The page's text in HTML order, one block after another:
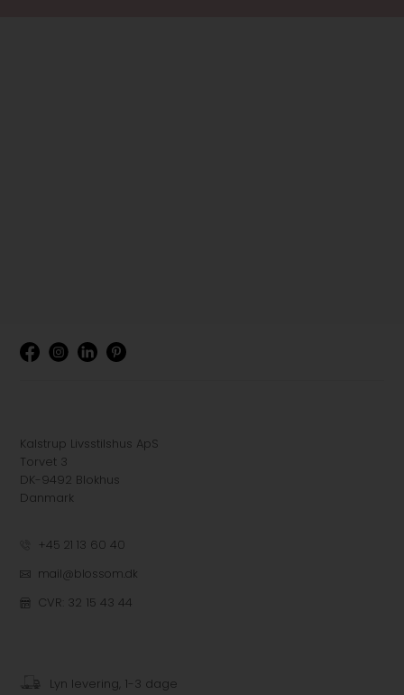
Kalstrup Livsstilshus ApS
Torvet 3
DK-9492 Blokhus
Danmark
+45 21 13 60 40
mail@blossom.dk
CVR: 32 15 43 44
Lyn levering, 1-3 dage